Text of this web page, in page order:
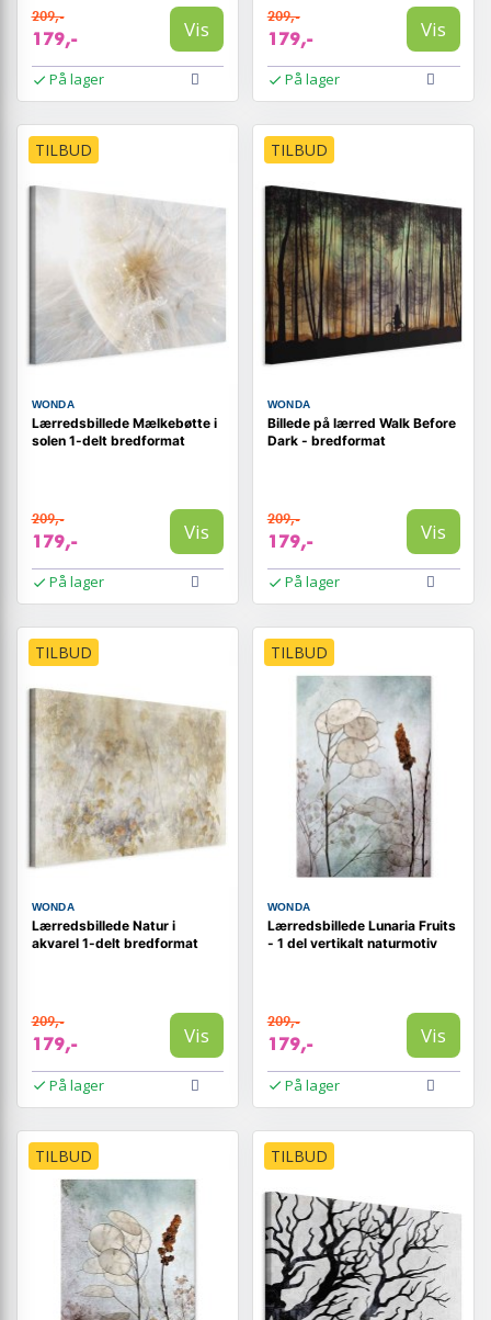
209,-
179,- Vis
På lager
209,-
179,- Vis
På lager
TILBUD
WONDA
Lærredsbillede Mælkebøtte i
solen 1-delt bredformat
209,-
179,- Vis
På lager
TILBUD
WONDA
Billede på lærred Walk Before
Dark - bredformat
209,-
179,- Vis
På lager
TILBUD
WONDA
Lærredsbillede Natur i
akvarel 1-delt bredformat
209,-
179,- Vis
På lager
TILBUD
WONDA
Lærredsbillede Lunaria Fruits
- 1 del vertikalt naturmotiv
209,-
179,- Vis
På lager
TILBUD TILBUD